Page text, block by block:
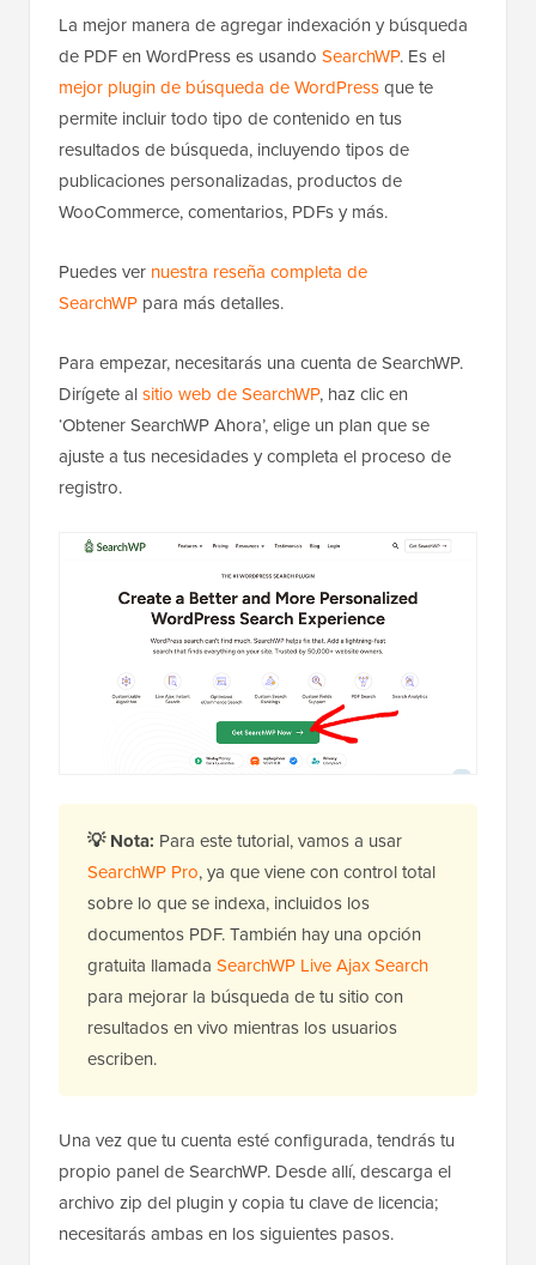
La mejor manera de agregar indexación y búsqueda
de PDF en WordPress es usando SearchWP. Es el
mejor plugin de búsqueda de WordPressque te
permite incluir todo tipo de contenido en tus
resultados de búsqueda, incluyendo tipos de
publicaciones personalizadas, productos de
WooCommerce, comentarios, PDFs y más.
Puedes ver nuestra reseña completa de
SearchWP para más detalles.
Para empezar, necesitarás una cuenta de SearchWP.
Dirígete alsitio web de SearchWP, haz clic en
‘Obtener SearchWP Ahora’, elige un plan que se
ajuste a tus necesidades y completa el proceso de
registro.
💡 Nota: Para este tutorial, vamos a usar
SearchWP Pro, ya que viene con control total
sobre lo que se indexa, incluidos los
documentos PDF. También hay una opción
gratuita llamada SearchWP Live Ajax Search
para mejorar la búsqueda de tu sitio con
resultados en vivo mientras los usuarios
escriben.
Una vez que tu cuenta esté configurada, tendrás tu
propio panel de SearchWP. Desde allí, descarga el
archivo zip del plugin y copia tu clave de licencia;
necesitarás ambas en los siguientes pasos.